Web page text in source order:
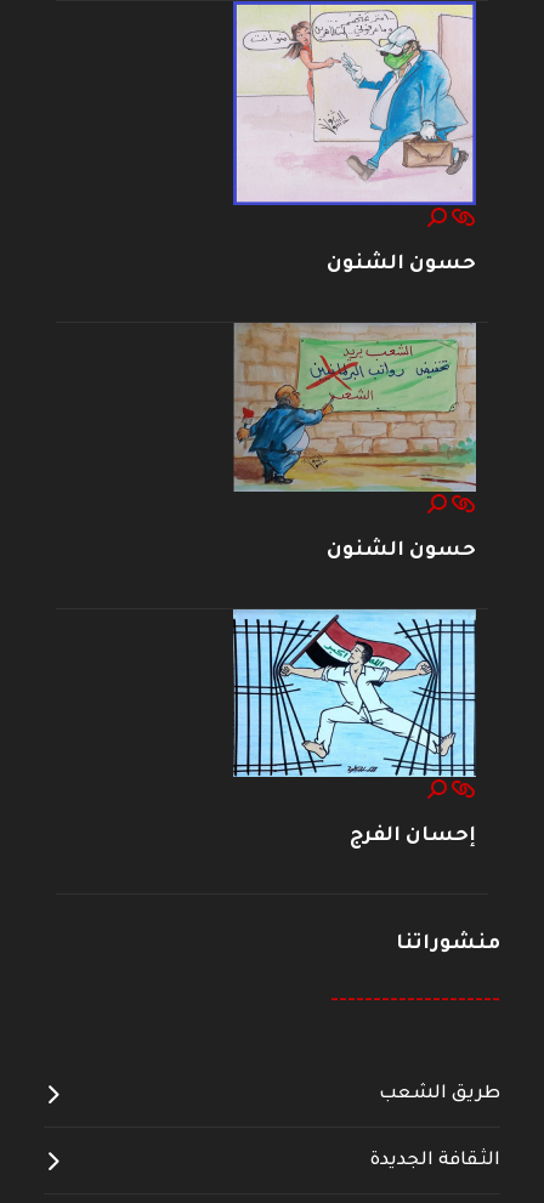
حسون الشنون
حسون الشنون
إحسان الفرج
منشوراتنا
--------------------
طريق الشعب
الثقافة الجديدة